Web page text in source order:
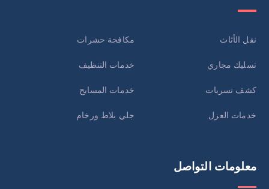
نقل الأثاث مكافحة حشرات
تسليك مجاري خدمات التنظيف
كشف تسربات خدمات المسابح
خدمات العزل جلي بلاط ورخام
معلومات التواصل